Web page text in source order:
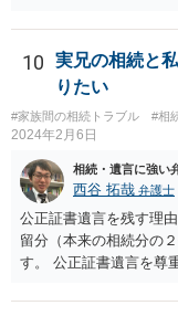
分からないとあなた
が請求されるのであれ
なることから 土地を
す。 ただ、遺言で書
取得することとなる可
情を話して相談された
10
実兄の相続と
りたい
#家族間の相続トラブル #相
2024年2月6日
相続・遺言に強い
西谷 拓哉 弁護士
公正証書遺言を残す理
留分（本来の相続分の
す。 公正証書遺言を尊
留分相当額を分配する